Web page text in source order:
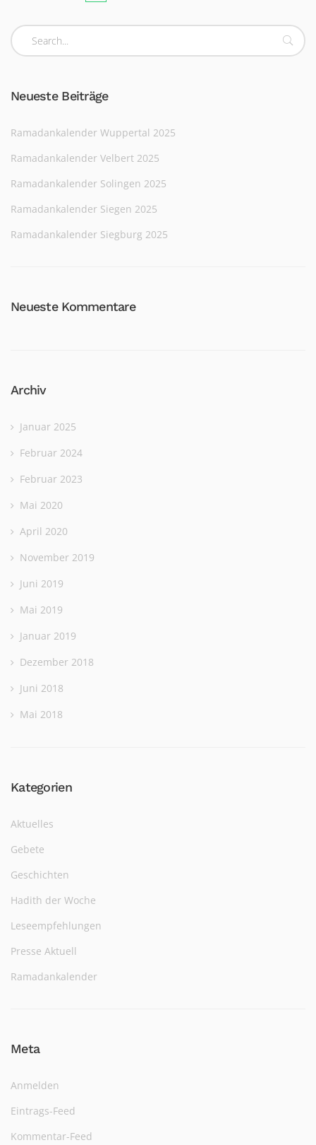
Neueste Beiträge
Ramadankalender Wuppertal 2025
Ramadankalender Velbert 2025
Ramadankalender Solingen 2025
Ramadankalender Siegen 2025
Ramadankalender Siegburg 2025
Neueste Kommentare
Archiv
Januar 2025
Februar 2024
Februar 2023
Mai 2020
April 2020
November 2019
Juni 2019
Mai 2019
Januar 2019
Dezember 2018
Juni 2018
Mai 2018
Kategorien
Aktuelles
Gebete
Geschichten
Hadith der Woche
Leseempfehlungen
Presse Aktuell
Ramadankalender
Meta
Anmelden
Eintrags-Feed
Kommentar-Feed